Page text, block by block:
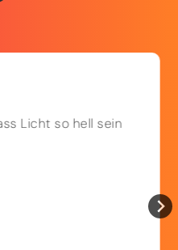
Licht so hell sein